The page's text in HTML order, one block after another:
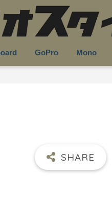
GoPro Mono